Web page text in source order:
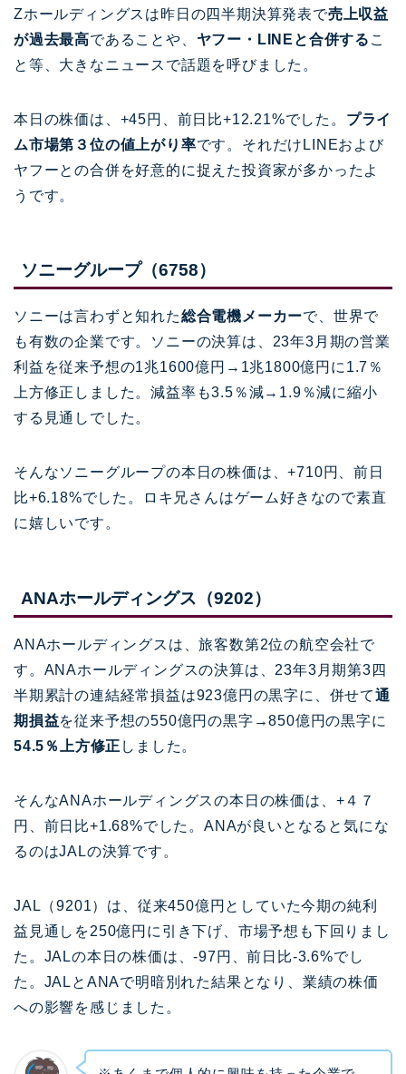
Zホールディングスは昨日の四半期決算発表で売上収益
が過去最高であることや、 ヤフー・LINEと合併する こ
と等、大きなニュースで話題を呼びました。
本日の株価は、+45円、前日比+12.21%でした。 プライ
ム市場第３位の値上がり率です。それだけLINEおよび
ヤフーとの合併を好意的に捉えた投資家が多かったよ
うです。
ソニーグループ（6758）
ソニーは言わずと知れた総合電機メーカーで、世界で
も有数の企業です。ソニーの決算は、23年3月期の営業
利益を従来予想の1兆1600億円→1兆1800億円に1.7％
上方修正しました。減益率も3.5％減→1.9％減に縮小
する見通しでした。
そんなソニーグループの本日の株価は、+710円、前日
比+6.18%でした。ロキ兄さんはゲーム好きなので素直
に嬉しいです。
ANAホールディングス（9202）
ANAホールディングスは、旅客数第2位の航空会社で
す。 ANAホールディングスの決算は、 23年3 月期第3 四
半期累計の連結経常損益は923億円の黒字に、併せて通
期損益を従来予想の550億円の黒字→850億円の黒字に
54.5 ％上方修正 しました。
そんなANAホールディングスの本日の株価は、 +４７
円、前日比+1.68%でした。ANAが良いとなると気にな
るのはJALの決算です。
JAL （9201）は、従来450億円としていた今期の純利
益見通しを250億円に引き下げ、市場予想も下回りまし
た。 JALの本日の株価は、-97 円、前日比-3.6%でし
た。 JAL と ANAで明暗別れた結果となり、業績の株価
への影響を感じました。